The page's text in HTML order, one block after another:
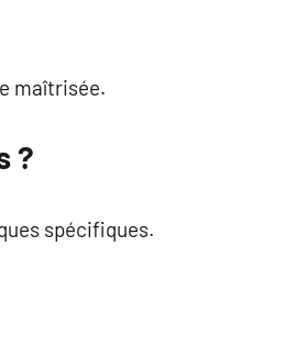
maîtrisée.
?
spécifiques.